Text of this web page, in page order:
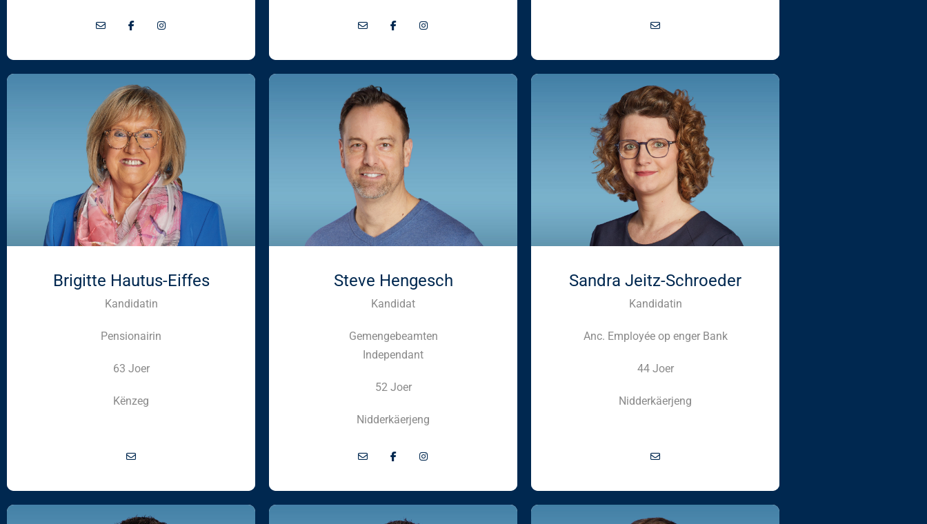
Brigitte Hautus-Eiffes
Kandidatin
Pensionairin
63 Joer
Kënzeg
Steve Hengesch
Kandidat
Gemengebeamten
Independant
52 Joer
Nidderkäerjeng
Sandra Jeitz-Schroeder
Kandidatin
Anc. Employée op enger Bank
44 Joer
Nidderkäerjeng